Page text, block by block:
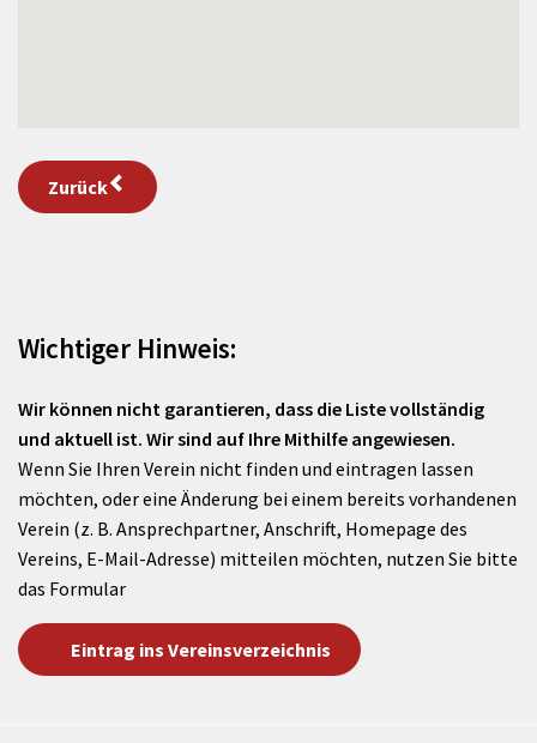
Zurück
Wichtiger Hinweis:
Wir können nicht garantieren, dass die Liste vollständig
und aktuell ist. Wir sind auf Ihre Mithilfe angewiesen.
Wenn Sie Ihren Verein nicht finden und eintragen lassen
möchten, oder eine Änderung bei einem bereits vorhandenen
Verein (z. B. Ansprechpartner, Anschrift, Homepage des
Vereins, E-Mail-Adresse) mitteilen möchten, nutzen Sie bitte
das Formular
Eintrag ins Vereinsverzeichnis